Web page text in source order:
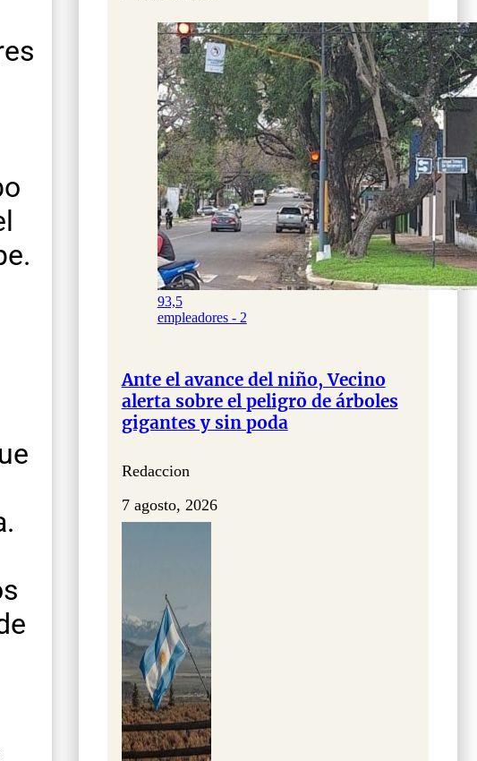
93,5
empleadores - 2
Ante el avance del niño, Vecino
alerta sobre el peligro de árboles
gigantes y sin poda
Redaccion
7 agosto, 2026